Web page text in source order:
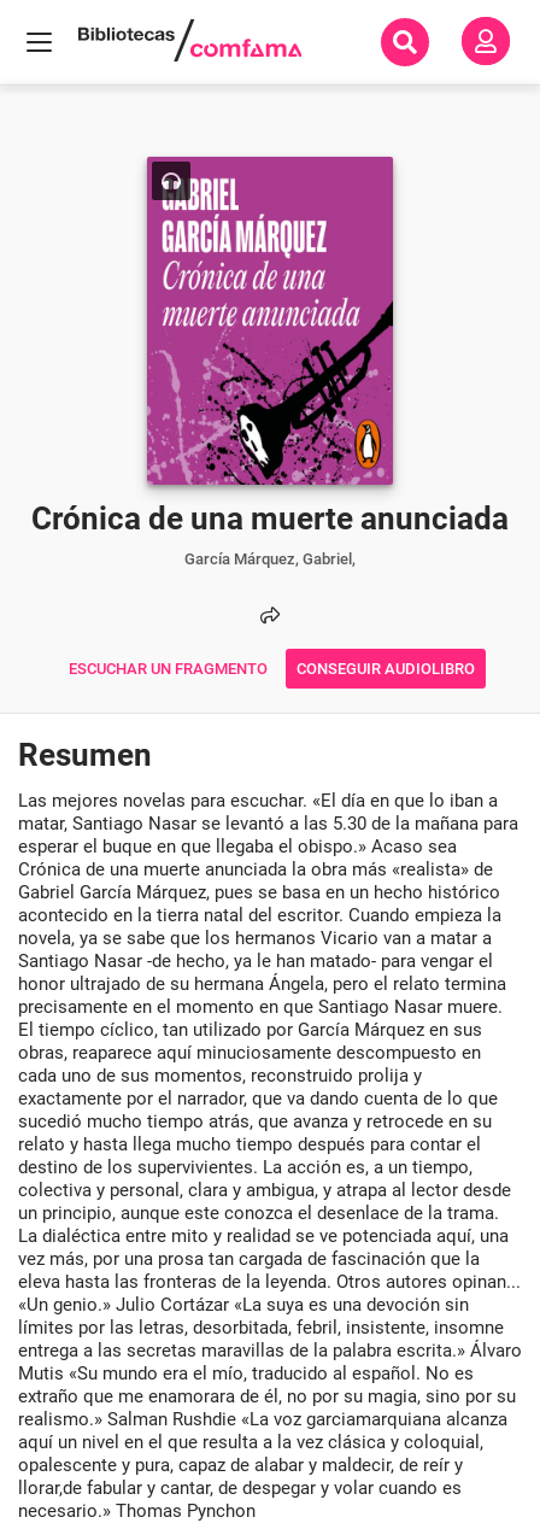
Crónica de una muerte anunciada
García Márquez, Gabriel,
ESCUCHAR UN FRAGMENTO CONSEGUIR AUDIOLIBRO
Resumen
Las mejores novelas para escuchar. «El día en que lo iban a
matar, Santiago Nasar se levantó a las 5.30 de la mañana para
esperar el buque en que llegaba el obispo.» Acaso sea
Crónica de una muerte anunciada la obra más «realista» de
Gabriel García Márquez, pues se basa en un hecho histórico
acontecido en la tierra natal del escritor. Cuando empieza la
novela, ya se sabe que los hermanos Vicario van a matar a
Santiago Nasar -de hecho, ya le han matado- para vengar el
honor ultrajado de su hermana Ángela, pero el relato termina
precisamente en el momento en que Santiago Nasar muere.
El tiempo cíclico, tan utilizado por García Márquez en sus
obras, reaparece aquí minuciosamente descompuesto en
cada uno de sus momentos, reconstruido prolija y
exactamente por el narrador, que va dando cuenta de lo que
sucedió mucho tiempo atrás, que avanza y retrocede en su
relato y hasta llega mucho tiempo después para contar el
destino de los supervivientes. La acción es, a un tiempo,
colectiva y personal, clara y ambigua, y atrapa al lector desde
un principio, aunque este conozca el desenlace de la trama.
La dialéctica entre mito y realidad se ve potenciada aquí, una
vez más, por una prosa tan cargada de fascinación que la
eleva hasta las fronteras de la leyenda. Otros autores opinan...
«Un genio.» Julio Cortázar «La suya es una devoción sin
límites por las letras, desorbitada, febril, insistente, insomne
entrega a las secretas maravillas de la palabra escrita.» Álvaro
Mutis «Su mundo era el mío, traducido al español. No es
extraño que me enamorara de él, no por su magia, sino por su
realismo.» Salman Rushdie «La voz garciamarquiana alcanza
aquí un nivel en el que resulta a la vez clásica y coloquial,
opalescente y pura, capaz de alabar y maldecir, de reír y
llorar,de fabular y cantar, de despegar y volar cuando es
necesario.» Thomas Pynchon